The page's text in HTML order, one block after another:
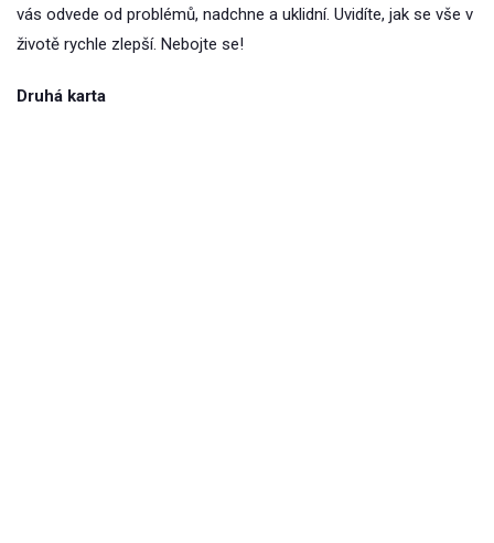
vás odvede od problémů, nadchne a uklidní. Uvidíte, jak se vše v
životě rychle zlepší. Nebojte se!
Druhá karta